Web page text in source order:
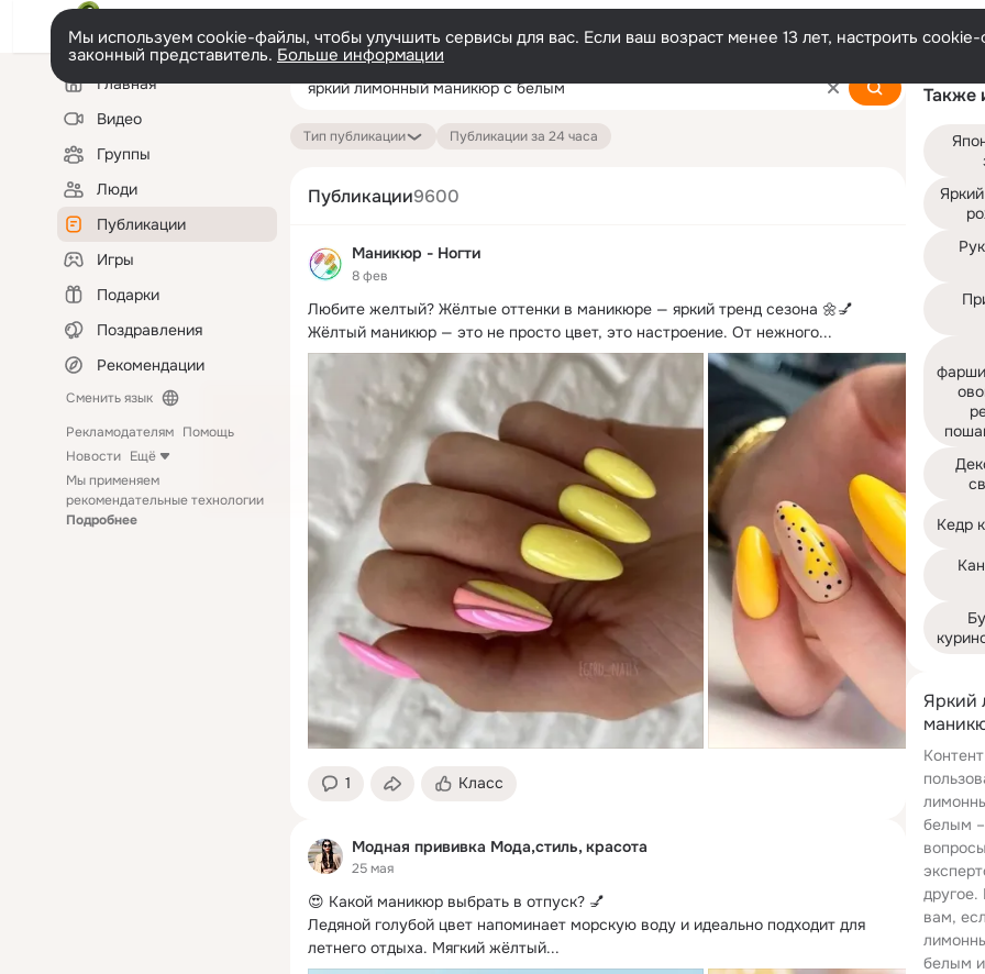
Мы используем cookie-файлы, чтобы улучшить сервисы для вас. Если ваш возраст менее 13 лет, настроить
законный представитель. Больше информации
Левая
колонкаГлавная
Видео
Группы
Люди
Публикации
Игры
Подарки
Поздравления
Рекомендации
Сменить язык
Рекламодателям Помощь
Новости Ещё
Мы применяем
рекомендательные технологии
Подробнее
Яркий
белым
другое.
вам,
белым
Также
Кедр
Тип публикации
Публикации за 24 часа
Публикации9600
Маникюр - Ногти
8 фев
Любите желтый? Жёлтые оттенки в маникюре — яркий тренд сезона 🌼💅
Жёлтый маникюр — это не просто цвет, это настроение. От нежного...
1 Класс
Модная прививка Мода,стиль, красота
25 мая
😍 Какой маникюр выбрать в отпуск? 💅
Ледяной голубой цвет напоминает морскую воду и идеально подходит для
летнего отдыха. Мягкий жёлтый...